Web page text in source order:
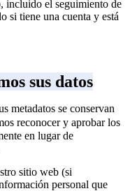
incluido el seguimiento de
si tiene una cuenta y está
sus datos
metadatos se conservan
reconocer y aprobar los
en lugar de
sitio web (si
personal que